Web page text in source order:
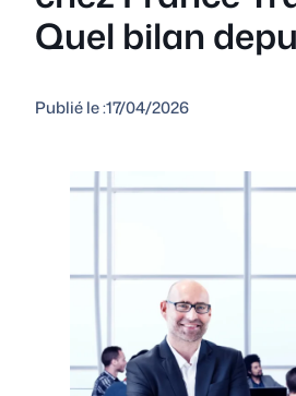
Quel bilan
Publié le :17/04/2026